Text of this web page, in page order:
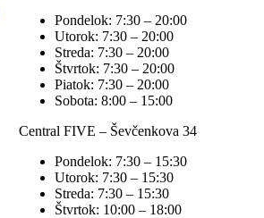
Pondelok: 7:30 – 20:00
Utorok: 7:30 – 20:00
Streda: 7:30 – 20:00
Štvrtok: 7:30 – 20:00
Piatok: 7:30 – 20:00
Sobota: 8:00 – 15:00
Central FIVE – Ševčenkova 34
Pondelok: 7:30 – 15:30
Utorok: 7:30 – 15:30
Streda: 7:30 – 15:30
Štvrtok: 10:00 – 18:00